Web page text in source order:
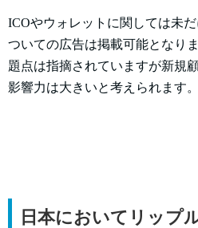
ICOやウォレットに関しては未
ついての広告は掲載可能となり
題点は指摘されていますが新規
影響力は大きいと考えられます。
日本においてリップ